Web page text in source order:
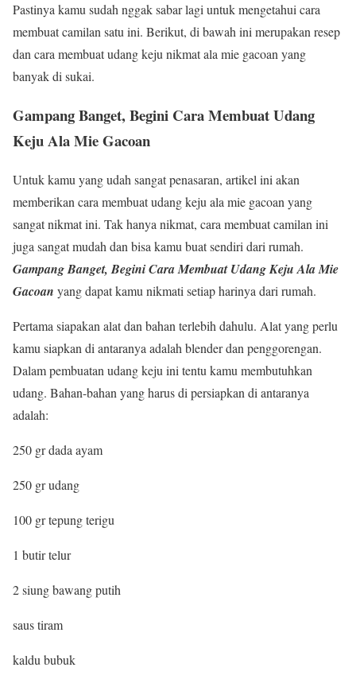
Pastinya kamu sudah nggak sabar lagi untuk mengetahui cara
membuat camilan satu ini. Berikut, di bawah ini merupakan resep
dan cara membuat udang keju nikmat ala mie gacoan yang
banyak di sukai.
Gampang Banget, Begini Cara Membuat Udang
Keju Ala Mie Gacoan
Untuk kamu yang udah sangat penasaran, artikel ini akan
memberikan cara membuat udang keju ala mie gacoan yang
sangat nikmat ini. Tak hanya nikmat, cara membuat camilan ini
juga sangat mudah dan bisa kamu buat sendiri dari rumah.
Gampang Banget, Begini Cara Membuat Udang Keju Ala Mie
Gacoan yang dapat kamu nikmati setiap harinya dari rumah.
Pertama siapakan alat dan bahan terlebih dahulu. Alat yang perlu
kamu siapkan di antaranya adalah blender dan penggorengan.
Dalam pembuatan udang keju ini tentu kamu membutuhkan
udang. Bahan-bahan yang harus di persiapkan di antaranya
adalah:
250 gr dada ayam
250 gr udang
100 gr tepung terigu
1 butir telur
2 siung bawang putih
saus tiram
kaldu bubuk